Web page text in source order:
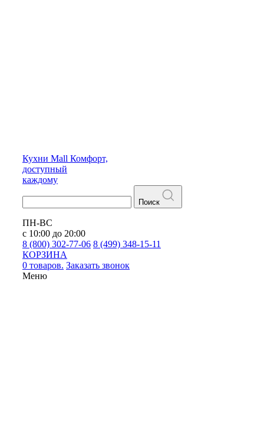
Кухни Mall Комфорт,
доступный
каждому
Поиск
ПН-ВС
с 10:00 до 20:00
8 (800) 302-77-06 8 (499) 348-15-11
КОРЗИНА
0 товаров. Заказать звонок
Меню